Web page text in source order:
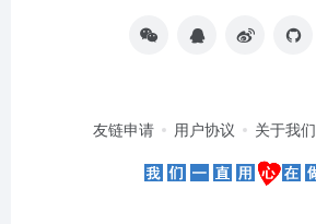
友链申请 用户协议 关于我们